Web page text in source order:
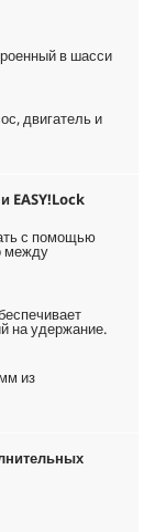
в шасси
двигатель и
EASY!Lock
с помощью
между
на удержание.
из